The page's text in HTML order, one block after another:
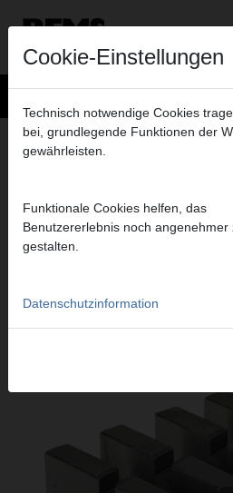
Produkte>Gewindeschneiden, Rollnuten
> Schneidbacken UNC 1 3/4-5,
HSS, SATZ
Art.-Nr. 341490 RHSS
Katalogauszüge
Katalogauszug REMS Schneidbacken
Cookie-Einstellungen
Technisch notwendige Cookies
bei, grundlegende Funktionen der
gewährleisten.
Funktionale Cookies helfen, das
Benutzererlebnis noch angenehmer
gestalten.
Datenschutzinformation